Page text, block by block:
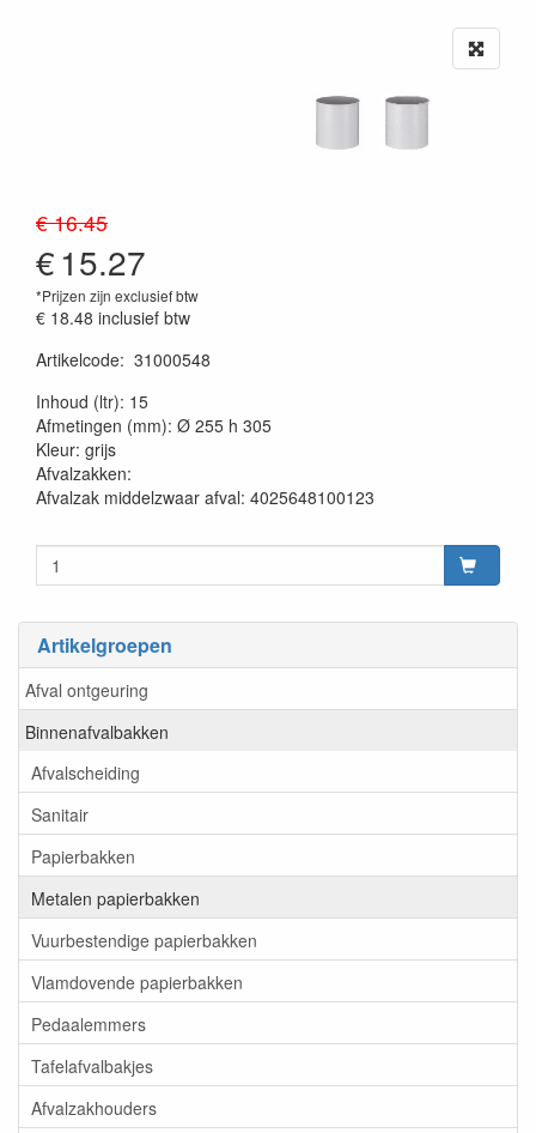
Artikelgroepen
Afval ontgeuring
Binnenafvalbakken
Afvalscheiding
Sanitair
Papierbakken
Metalen papierbakken
Vuurbestendige papierbakken
Vlamdovende papierbakken
Pedaalemmers
Tafelafvalbakjes
Afvalzakhouders
€ 16.45
€15.27
*Prijzen zijn exclusief btw
€ 18.48 inclusief btw
Artikelcode: 31000548
Inhoud (ltr): 15
Afmetingen (mm): Ø 255 h 305
Kleur: grijs
Afvalzakken:
Afvalzak middelzwaar afval: 4025648100123